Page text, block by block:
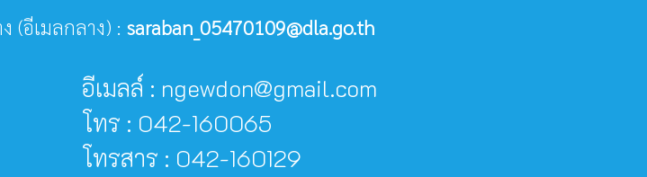
(อีเมลกลาง) : saraban_05470109@dla.go.th
อีเมลล์ : ngewdon@gmail.com
โทร : 042-160065
โทรสาร : 042-160129